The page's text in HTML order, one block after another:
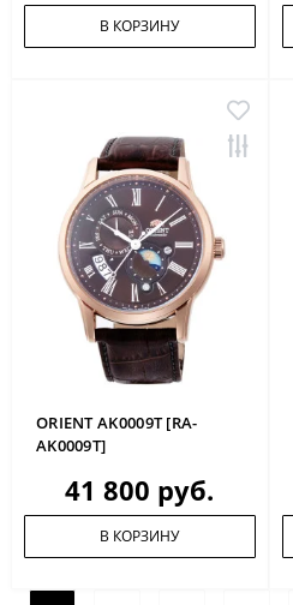
В КОРЗИНУ
ORIENT AK0009T [RA-
AK0009T]
41 800 руб.
В КОРЗИНУ